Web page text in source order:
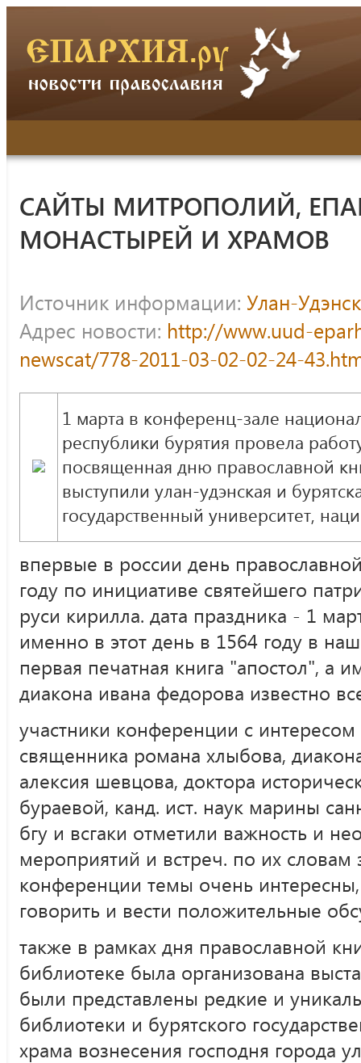
САЙТЫ МИТРОПОЛИЙ,
МОНАСТЫРЕЙ И ХРАМОВ
Источник информации: Улан-
Адрес новости: http://www.uud-
newscat/778-2011-03-02-02-24-
1 марта в конференц-зале
республики бурятия провела
посвященная дню православной
выступили улан-удэнская и
государственный университет,
впервые в россии день
году по инициативе святейшего
руси кирилла. дата праздника - 1
именно в этот день в 1564 году в
первая печатная книга "апостол", а
диакона ивана федорова известно
участники конференции с
священника романа хлыбова,
алексия шевцова, доктора
бураевой, канд. ист. наук марины
бгу и всгаки отметили важность и
мероприятий и встреч. по их словам
конференции темы очень
говорить и вести положительные
также в рамках дня православной
библиотеке была организована
были представлены редкие и
библиотеки и бурятского
храма вознесения господня города